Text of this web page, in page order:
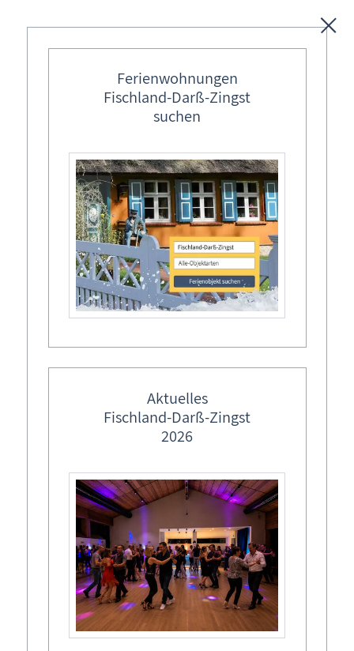
Freizeit
Wissenswertes
Veranstaltungen
Fischland-Darß-Zingst
Ferienwohnungen & Regionales
Schön, dass Sie bei uns vorbeischauen!
Wir wünschen Ihnen einen erholsamen und
Ihre Traumunterkunft auf dem Darß – Direkt
Über 25 Jahre Informationssystem www.fischland-darss-
zingst.net
Ferienwohnungen &
Ferienhäuser in ...
Ferienwohnungen
Fischland-Darß-Zingst
suchen
Aktuelles
Fischland-Darß-Zingst
2026